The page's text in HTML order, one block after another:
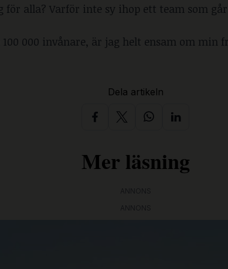
alla? Varför inte sy ihop ett team som
100 000 invånare, är jag helt ensam om min
Dela artikeln
Mer läsning